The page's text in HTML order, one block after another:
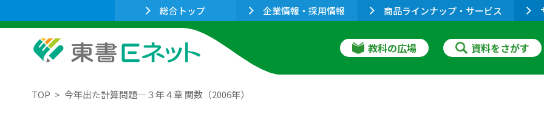
総合トップ 企業情報・採用情報 商品ラインナップ・サービス
教科の広場 資料をさがす
TOP 今年出た計算問題─３年４章 関数（2006年）